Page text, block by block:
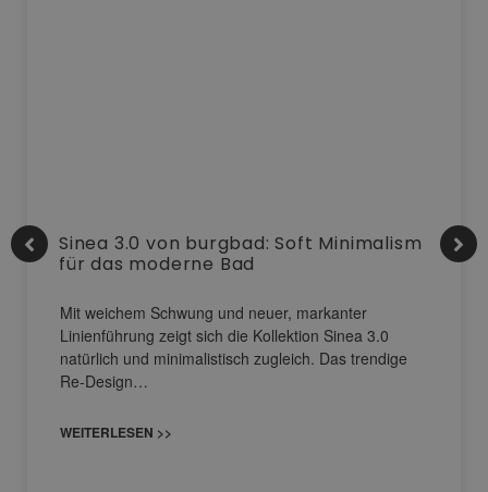
Sinea 3.0 von burgbad: Soft Minimalism
für das moderne Bad
Mit weichem Schwung und neuer, markanter
Linienführung zeigt sich die Kollektion Sinea 3.0
natürlich und minimalistisch zugleich. Das trendige
Re-Design…
WEITERLESEN >>